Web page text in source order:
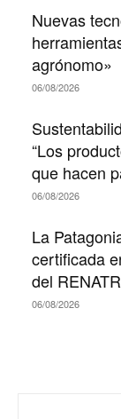
Nuevas
agrónomo»
06/08/2026
“Los
que hacen
06/08/2026
La
certificada
del
06/08/2026